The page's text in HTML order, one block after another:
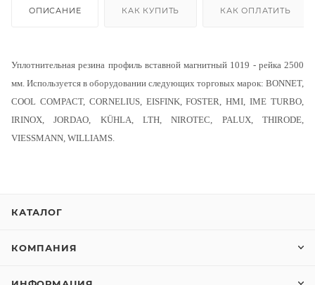
ОПИСАНИЕ КАК КУПИТЬ КАК ОПЛАТИТЬ
Уплотнительная резина профиль вставной магнитный 1019 - рейка 2500
мм. Используется в оборудовании следующих торговых марок: BONNET,
COOL COMPACT, CORNELIUS, EISFINK, FOSTER, HMI, IME TURBO,
IRINOX, JORDAO, KÜHLA, LTH, NIROTEC, PALUX, THIRODE,
VIESSMANN, WILLIAMS.
КАТАЛОГ
КОМПАНИЯ